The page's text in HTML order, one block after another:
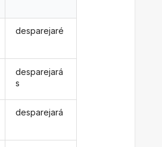
desparejaré
desparejará
s
desparejará